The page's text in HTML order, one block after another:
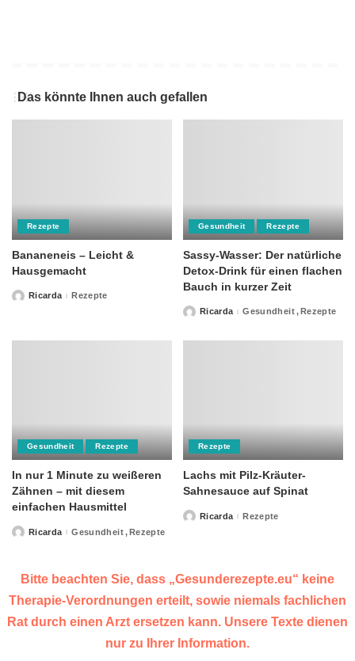
Das könnte Ihnen auch gefallen
Rezepte
Bananeneis – Leicht &
Hausgemacht
PostedRicarda Rezepte
Gesundheit Rezepte
Sassy-Wasser: Der natürliche
Detox-Drink für einen flachen
Bauch in kurzer Zeit
PostedRicarda Gesundheit Rezepte
Gesundheit Rezepte
In nur 1 Minute zu weißeren
Zähnen – mit diesem
einfachen Hausmittel
PostedRicarda Gesundheit Rezepte
Rezepte
Lachs mit Pilz-Kräuter-
Sahnesauce auf Spinat
PostedRicarda Rezepte
Bitte beachten Sie, dass „Gesunderezepte.eu“ keine
Therapie-Verordnungen erteilt, sowie niemals fachlichen
Rat durch einen Arzt ersetzen kann. Unsere Texte dienen
nur zu Ihrer Information.